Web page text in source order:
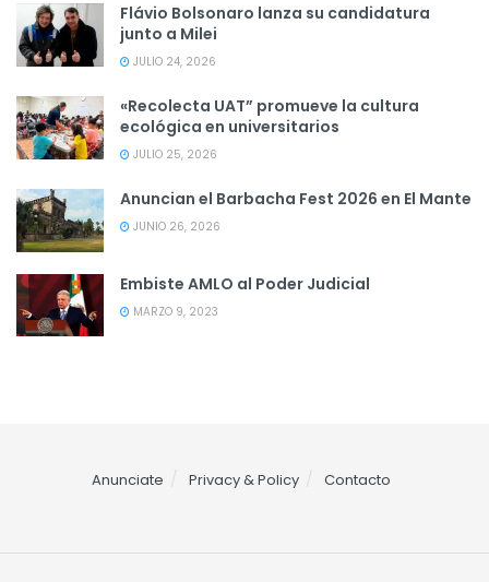
Flávio Bolsonaro lanza su candidatura
junto a Milei
JULIO 24, 2026
«Recolecta UAT” promueve la cultura
ecológica en universitarios
JULIO 25, 2026
Anuncian el Barbacha Fest 2026 en El Mante
JUNIO 26, 2026
Embiste AMLO al Poder Judicial
MARZO 9, 2023
Anunciate Privacy & Policy Contacto